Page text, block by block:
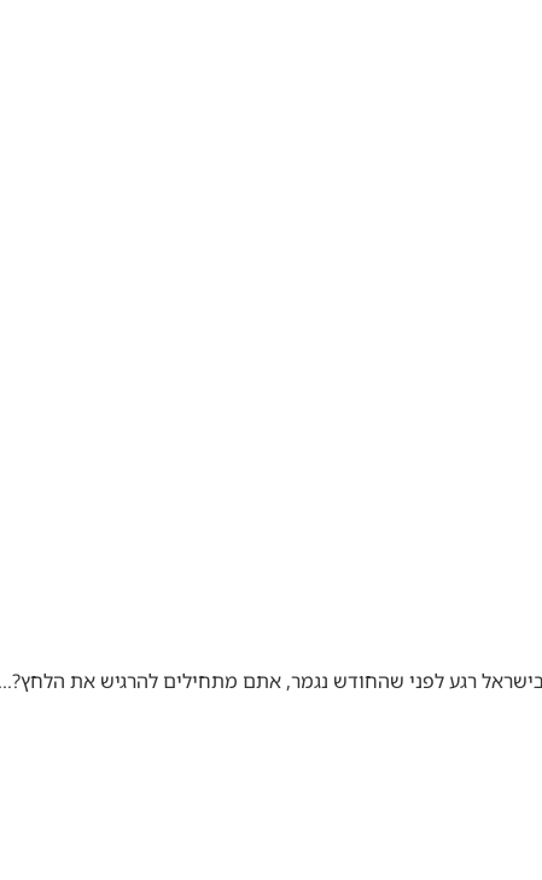
רגע לפני שהחודש נגמר, אתם מתחילים להרגיש את